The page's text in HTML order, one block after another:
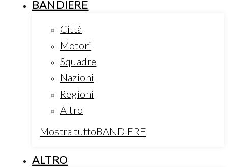
BANDIERE
Città
Motori
Squadre
Nazioni
Regioni
Altro
Mostra tuttoBANDIERE
ALTRO